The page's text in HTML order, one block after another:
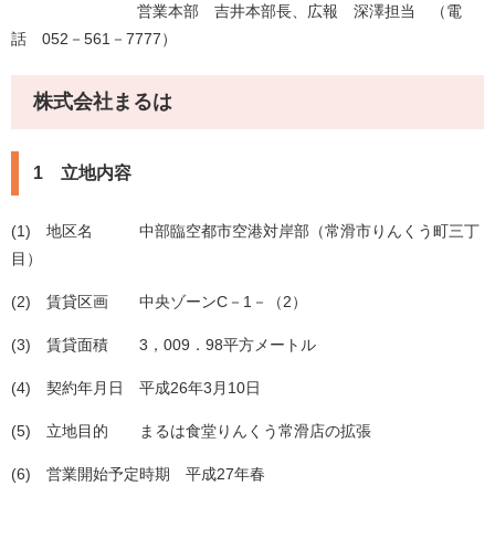
営業本部 吉井本部長、広報 深澤担当 （電
話 052－561－7777）
株式会社まるは
1 立地内容
(1) 地区名 中部臨空都市空港対岸部（常滑市りんくう町三丁
目）
(2) 賃貸区画 中央ゾーンC－1－（2）
(3) 賃貸面積 3，009．98平方メートル
(4) 契約年月日 平成26年3月10日
(5) 立地目的 まるは食堂りんくう常滑店の拡張
(6) 営業開始予定時期 平成27年春